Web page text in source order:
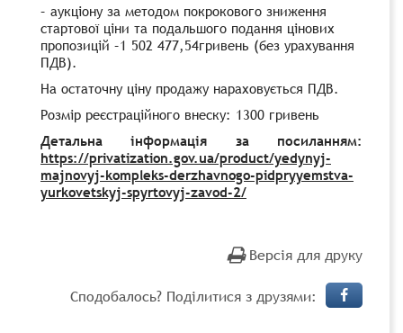
– аукціону за методом покрокового зниження
стартової ціни та подальшого подання цінових
пропозицій –1 502 477,54гривень (без урахування
ПДВ).
На остаточну ціну продажу нараховується ПДВ.
Розмір реєстраційного внеску: 1300 гривень
Детальна інформація за посиланням:
https://privatization.gov.ua/product/yedynyj-
majnovyj-kompleks-derzhavnogo-pidpryyemstva-
yurkovetskyj-spyrtovyj-zavod-2/
Версія для друку
Сподобалось? Поділитися з друзями: